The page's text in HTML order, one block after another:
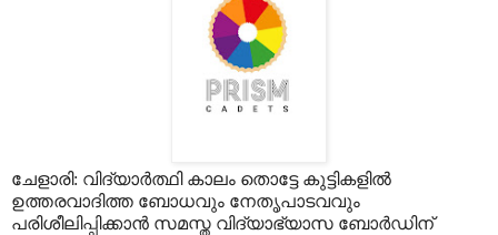
ചേളാരി: വിദ്യാർത്ഥി കാലം തൊട്ടേ കുട്ടികളിൽ
ഉത്തരവാദിത്ത ബോധവും നേതൃപാടവവും
പരിശീലിപ്പിക്കാൻ സമസ്ത വിദ്യാഭ്യാസ ബോർഡിന്